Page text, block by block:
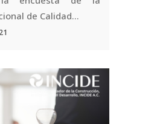
de Calidad...